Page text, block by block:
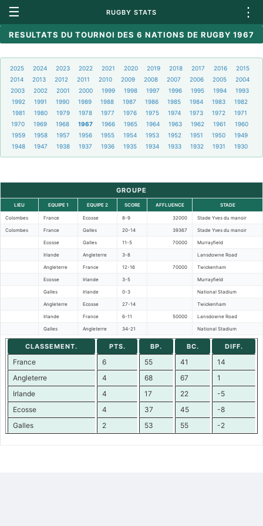
☰ RUGBY STATS ⋮
RESULTATS DU TOURNOI DES 6 NATIONS DE RUGBY 1967
2025 2024 2023 2022 2021 2020 2019 2018 2017 2016
2015
2014
2013 2012 2011 2010 2009 2008 2007 2006 2005
2004
2003
2002 2001 2000 1999 1998 1997 1996 1995 1994
1993
1992
1991 1990 1989 1988 1987 1986 1985 1984 1983
1982
1981
1980 1979 1978 1977 1976 1975 1974 1973 1972
1971
1970
1969 1968 1967 1966 1965 1964 1963 1962 1961
1960
1959
1958 1957 1956 1955 1954 1953 1952 1951 1950
1949
1948
1947 1938 1937 1936 1935 1934 1933 1932 1931 1930
GROUPE
LIEU EQUIPE 1 EQUIPE 2 SCORE AFFLUENCE STADE
Colombes France Ecosse 8-9 32000 Stade Yves du manoir
Colombes France Galles 20-14 39367 Stade Yves du manoir
Ecosse Galles 11-5 70000 Murrayfield
Irlande Angleterre 3-8 Lansdowne Road
Angleterre France 12-16 70000 Twickenham
Ecosse Irlande 3-5 Murrayfield
Galles Irlande 0-3 National Stadium
Angleterre Ecosse 27-14 Twickenham
Irlande France 6-11 50000 Lansdowne Road
Galles Angleterre 34-21 National Stadium
CLASSEMENT. PTS. BP. BC. DIFF.
France 6 55 41
14
Angleterre
4 68 67
1
Irlande
4 17 22
-5
Ecosse
4 37 45
-8
Galles
2 53 55 -2